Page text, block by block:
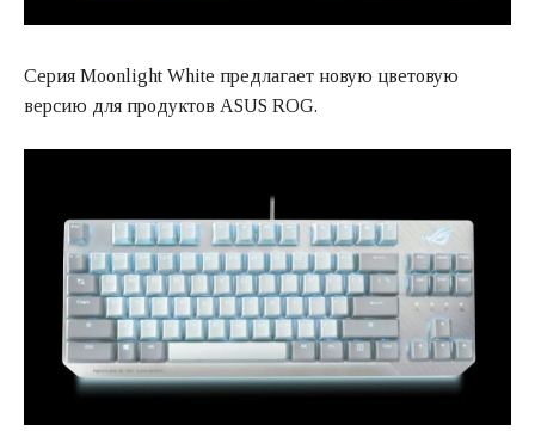
Серия Moonlight White предлагает новую цветовую
версию для продуктов ASUS ROG.